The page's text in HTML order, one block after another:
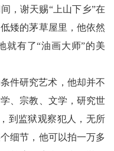
，谢天赐“上山下乡”在
矮的茅草屋里，他依然
就有了“油画大师”的美
件研究艺术，他却并不
、宗教、文学，研究世
到监狱观察犯人，无所
细节，他可以拍一万多